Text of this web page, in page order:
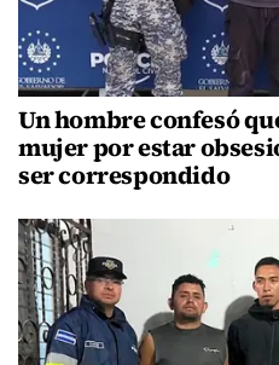
Un hombre confesó
mujer por estar
ser correspondido